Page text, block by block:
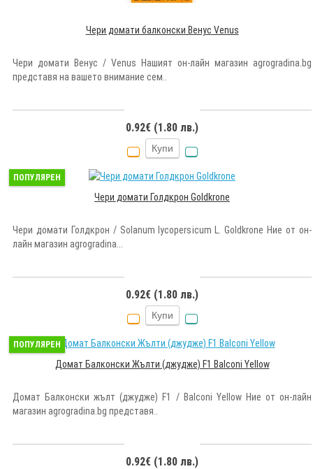
Чери домати балконски Венус Venus
Чери домати Венус / Venus Нашият он-лайн магазин agrogradina.bg
представя на вашето внимание сем..
0.92€ (1.80 лв.)
Купи
ПОПУЛЯРЕН
Чери домати Голдкрон Goldkrone
Чери домати Голдкрон / Solanum lycopersicum L. Goldkrone Ние от он-
лайн магазин agrogradina...
0.92€ (1.80 лв.)
Купи
ПОПУЛЯРЕН
Домат Балконски Жълти (джудже) F1 Balconi Yellow
Домат Балконски жълт (джудже) F1 / Balconi Yellow Ние от он-лайн
магазин agrogradina.bg представя..
0.92€ (1.80 лв.)